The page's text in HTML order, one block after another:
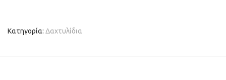
Κατηγορία: Δαχτυλίδια